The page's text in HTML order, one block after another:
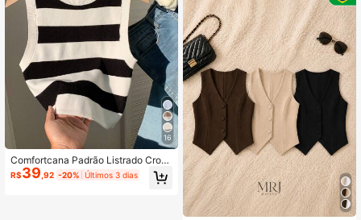
16
Comfortcana Padrão Listrado Crop
Malha Top
R$39 ,92 -20% Últimos 3 dias